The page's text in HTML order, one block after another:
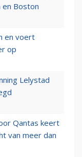
Boston
en voert
op
Lelystad
Qantas keert
van meer dan